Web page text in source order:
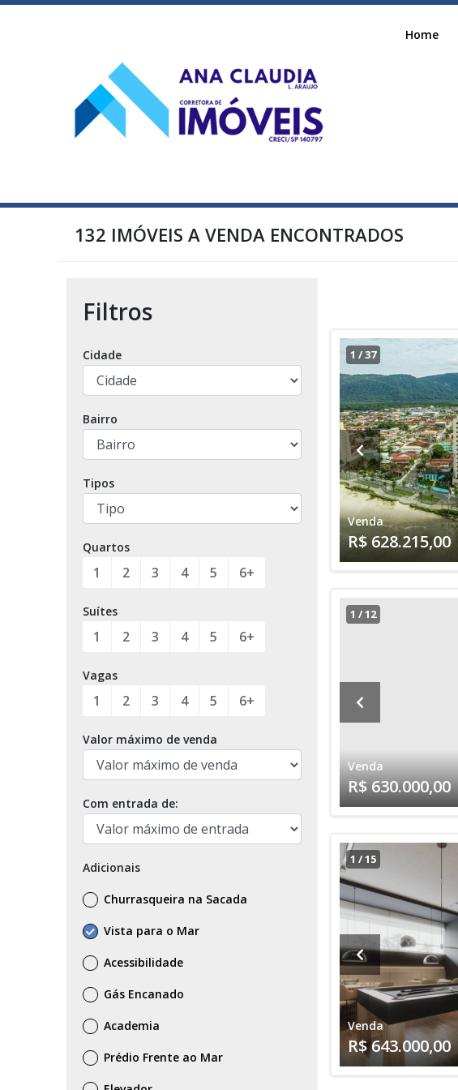
Home
132 IMÓVEIS A VENDA ENCONTRADOS
Filtros
Cidade
Bairro
Tipos
Quartos
1 2 3 4 5 6+
Suítes
1 2 3 4 5 6+
Vagas
1 2 3 4 5 6+
Valor máximo de venda
Com entrada de:
Adicionais
Churrasqueira na Sacada
Vista para o Mar
Acessibilidade
Gás Encanado
Academia
Prédio Frente ao Mar
1 /37
Venda
R$ 628.215,00
1 /12
Venda
R$ 630.000,00
1 /15
Venda
R$ 643.000,00